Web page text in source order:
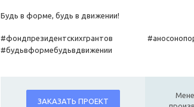
Будь в форме, будь в движении!
#фондпрезидентскихгрантов
#будьвформебудьвдвижении
ЗАКАЗАТЬ ПРОЕКТ